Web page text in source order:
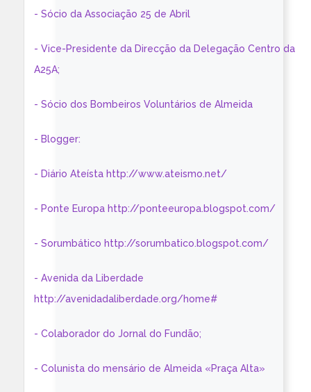
- Sócio da Associação 25 de Abril
- Vice-Presidente da Direcção da Delegação Centro da
A25A;
- Sócio dos Bombeiros Voluntários de Almeida
- Blogger:
- Diário Ateísta http://www.ateismo.net/
- Ponte Europa http://ponteeuropa.blogspot.com/
- Sorumbático http://sorumbatico.blogspot.com/
- Avenida da Liberdade
http://avenidadaliberdade.org/home#
- Colaborador do Jornal do Fundão;
- Colunista do mensário de Almeida «Praça Alta»